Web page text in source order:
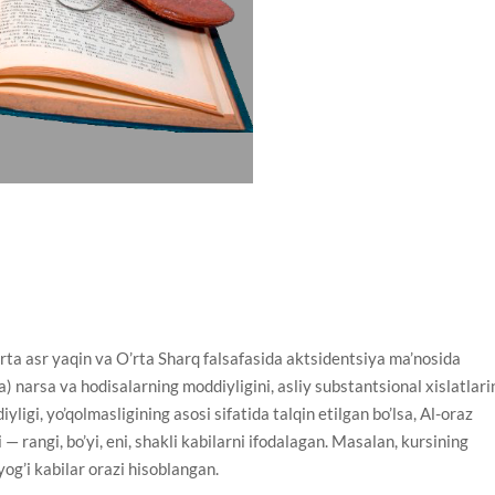
asr yaqin va O’rta Sharq falsafasida aktsidentsiya ma’nosida
narsa va hodisalarning moddiyligini, asliy substantsional
yo’qolmasligining asosi sifatida talqin etilgan bo’lsa, Al-oraz
rangi, bo’yi, eni, shakli kabilarni ifodalagan. Masalan, kursining
kabilar orazi hisoblangan.